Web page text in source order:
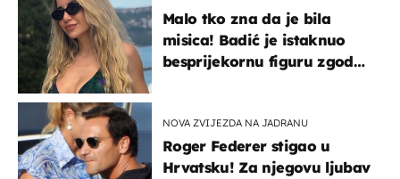
Malo tko zna da je bila
misica! Badić je istaknuo
besprijekornu figuru zgodne
NOVA ZVIJEZDA NA JADRANU
Roger Federer stigao u
Hrvatsku! Za njegovu ljubav